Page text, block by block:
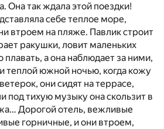
Она так ждала этой поездки!
себе теплое море,
втроем на пляже. Павлик строит
ракушки, ловит маленьких
плавать, а она наблюдает за ними,
теплой южной ночью, когда кожу
они сидят на террасе,
под тихую музыку она скользит в
Дорогой отель, вежливые
горничные, и они втроем,